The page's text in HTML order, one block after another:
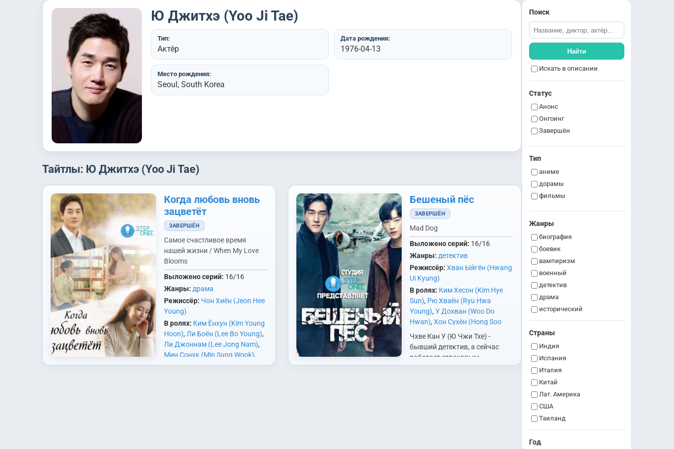
Ю Джитхэ (Yoo Ji Tae)
Тип:
Актёр
Дата рождения:
1976-04-13
Место рождения:
Seoul, South Korea
Тайтлы: Ю Джитхэ (Yoo Ji Tae)
Когда любовь вновь
зацветёт
ЗАВЕРШЁН
Самое счастливое время
нашей жизни / When My Love
Blooms
Выложено серий: 16/16
Жанры: драма
Режиссёр: Чон Хиён (Jeon Hee
Young)
В ролях: Ким Ёнхун (Kim Young
Hoon), Ли Боён (Lee Bo Young),
Ли Джоннам (Lee Jong Nam),
Мин Сонук (Min Sung Wook),
Мун Сонгын (Moon Sung Geun),
Бешеный пёс
ЗАВЕРШЁН
Mad Dog
Выложено серий: 16/16
Жанры: детектив
Режиссёр: Хван Ыйгён (Hwang
Ui Kyung)
В ролях: Ким Хесон (Kim Hye
Sun), Рю Хваён (Ryu Hwa
Young), У Дохван (Woo Do
Hwan), Хон Сухён (Hong Soo
Hyun), Чан Хёкджин (Jang
Hyuk Jin)
Чо Джэюн (Jo Jae
Yun)
Чхве Кан У (Ю Чжи Тхе) -
бывший детектив, а сейчас
работает страховым
Поиск
Найти
Искать в описании
Статус
Анонс
Онгоинг
Завершён
Тип
аниме
дорамы
фильмы
Жанры
биография
боевик
вампиризм
военный
детектив
драма
исторический
комедия
криминал
медицина
мелодрама
мистика
музыкальный
научная фантастика
политика
приключения
психология
романтика
Страны
Индия
Испания
Италия
Китай
Лат. Америка
США
Таиланд
Тайвань
Юж. Корея
Год